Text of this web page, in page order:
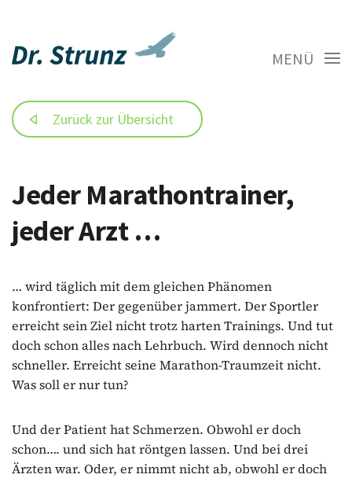
MENÜ
Zurück zur Übersicht
Jeder Marathontrainer,
jeder Arzt …
… wird täglich mit dem gleichen Phänomen
konfrontiert: Der gegenüber jammert. Der Sportler
erreicht sein Ziel nicht trotz harten Trainings. Und tut
doch schon alles nach Lehrbuch. Wird dennoch nicht
schneller. Erreicht seine Marathon-Traumzeit nicht.
Was soll er nur tun?
Und der Patient hat Schmerzen. Obwohl er doch
schon…. und sich hat röntgen lassen. Und bei drei
Ärzten war. Oder, er nimmt nicht ab, obwohl er doch